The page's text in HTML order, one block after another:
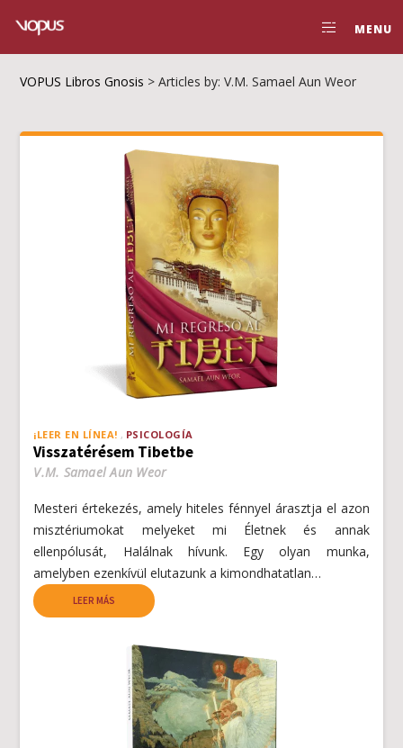
MENU
VOPUS Libros Gnosis >Articles by: V.M. Samael Aun Weor
¡LEER EN LÍNEA! PSICOLOGÍA
Visszatérésem Tibetbe
V.M. Samael Aun Weor
Mesteri értekezés, amely hiteles fénnyel árasztja el azon
misztériumokat melyeket mi Életnek és annak
ellenpólusát, Halálnak hívunk. Egy olyan munka,
amelyben ezenkívül elutazunk a kimondhatatlan…
LEER MÁS